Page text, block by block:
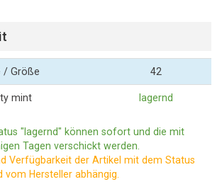
/ Größe 42
mint lagernd
"lagernd" können sofort und die mit
Tagen verschickt werden.
Verfügbarkeit der Artikel mit dem Status
vom Hersteller abhängig.